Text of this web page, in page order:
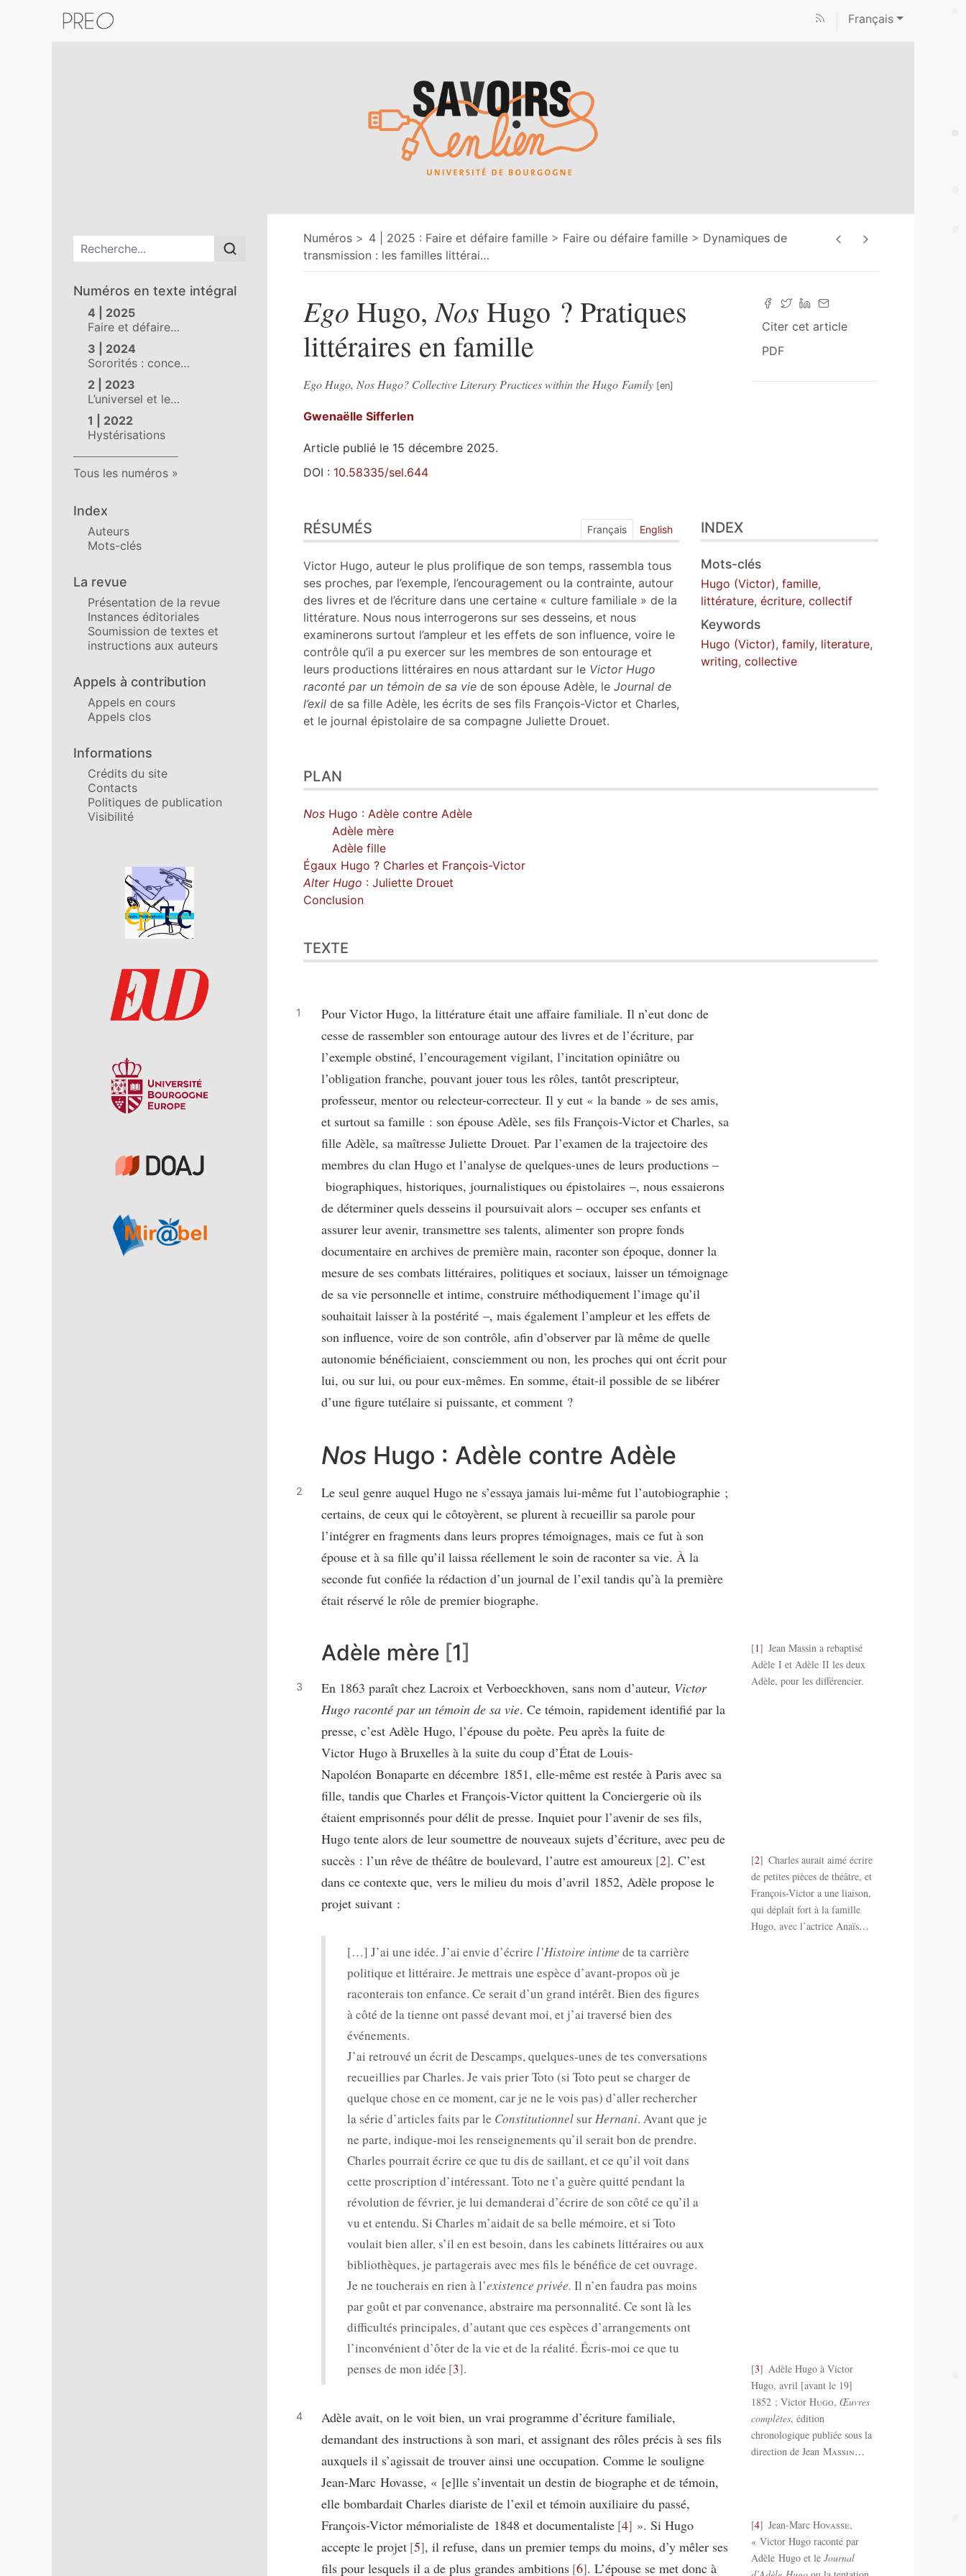
Français
Menu principal
Numéros en texte intégral
4 | 2025
Faire et défaire…
3 | 2024
Sororités : conce…
2 | 2023
L’universel et le…
1 | 2022
Hystérisations
Tous les numéros
Index
Auteurs
Mots-clés
La revue
Présentation de la revue
Instances éditoriales
Soumission de textes et
instructions aux auteurs
Appels à contribution
Appels en cours
Appels clos
Informations
Crédits du site
Contacts
Politiques de publication
Visibilité
Affiliations/partenaires
Numéros 4 | 2025 : Faire et défaire famille Faire ou défaire famille
Dynamiques de
transmission : les familles littérai…
Citer cet article
PDF
Ego Hugo,Nos Hugo ? Pratiques
littéraires en famille
Ego Hugo, Nos Hugo? Collective Literary Practices within the Hugo Family
Gwenaëlle Sifferlen
Article publié le 15 décembre 2025.
DOI : 10.58335/sel.644
Index
Plan
Texte
Bibliographie
Notes
Citer cet article
Auteur
RÉSUMÉS Français English
Victor Hugo, auteur le plus prolifique de son temps, rassembla tous
ses proches, par l’exemple, l’encouragement ou la contrainte, autour
des livres et de l’écriture dans une certaine « culture familiale » de la
littérature. Nous nous interrogerons sur ses desseins, et nous
examinerons surtout l’ampleur et les effets de son influence, voire le
contrôle qu’il a pu exercer sur les membres de son entourage et
leurs productions littéraires en nous attardant sur le Victor Hugo
raconté par un témoin de sa vie de son épouse Adèle, le Journal de
l’exil de sa fille Adèle, les écrits de ses fils François-Victor et Charles,
et le journal épistolaire de sa compagne Juliette Drouet.
INDEX
Mots-clés
Hugo (Victor),famille,
littérature,écriture,collectif
Keywords
Hugo (Victor),family, literature,
writing,collective
PLAN
Nos Hugo : Adèle contre Adèle
Adèle mère
Adèle fille
Égaux Hugo ? Charles et François-Victor
Alter Hugo : Juliette Drouet
Conclusion
TEXTE
Pour Victor Hugo, la littérature était une affaire familiale. Il n’eut donc de
cesse de rassembler son entourage autour des livres et de l’écriture, par
l’exemple obstiné, l’encouragement vigilant, l’incitation opiniâtre ou
l’obligation franche, pouvant jouer tous les rôles, tantôt prescripteur,
professeur, mentor ou relecteur-correcteur. Il y eut « la bande » de ses amis,
et surtout sa famille : son épouse Adèle, ses fils François-Victor et Charles, sa
fille Adèle, sa maîtresse Juliette Drouet. Par l’examen de la trajectoire des
membres du clan Hugo et l’analyse de quelques-unes de leurs productions –
biographiques, historiques, journalistiques ou épistolaires –, nous essaierons
de déterminer quels desseins il poursuivait alors – occuper ses enfants et
assurer leur avenir, transmettre ses talents, alimenter son propre fonds
documentaire en archives de première main, raconter son époque, donner la
mesure de ses combats littéraires, politiques et sociaux, laisser un témoignage
de sa vie personnelle et intime, construire méthodiquement l’image qu’il
souhaitait laisser à la postérité –, mais également l’ampleur et les effets de
son influence, voire de son contrôle, afin d’observer par là même de quelle
autonomie bénéficiaient, consciemment ou non, les proches qui ont écrit pour
lui, ou sur lui, ou pour eux-mêmes. En somme, était-il possible de se libérer
d’une figure tutélaire si puissante, et comment ?
Nos Hugo : Adèle contre Adèle
Le seul genre auquel Hugo ne s’essaya jamais lui-même fut l’autobiographie ;
certains, de ceux qui le côtoyèrent, se plurent à recueillir sa parole pour
l’intégrer en fragments dans leurs propres témoignages, mais ce fut à son
épouse et à sa fille qu’il laissa réellement le soin de raconter sa vie. À la
seconde fut confiée la rédaction d’un journal de l’exil tandis qu’à la première
était réservé le rôle de premier biographe.
Adèle mère 1
En 1863 paraît chez Lacroix et Verboeckhoven, sans nom d’auteur, Victor
Hugo raconté par un témoin de sa vie. Ce témoin, rapidement identifié par la
presse, c’est Adèle Hugo, l’épouse du poète. Peu après la fuite de
Victor Hugo à Bruxelles à la suite du coup d’État de Louis-
Napoléon Bonaparte en décembre 1851, elle-même est restée à Paris avec sa
fille, tandis que Charles et François-Victor quittent la Conciergerie où ils
étaient emprisonnés pour délit de presse. Inquiet pour l’avenir de ses fils,
Hugo tente alors de leur soumettre de nouveaux sujets d’écriture, avec peu de
succès : l’un rêve de théâtre de boulevard, l’autre est amoureux 2 . C’est
dans ce contexte que, vers le milieu du mois d’avril 1852, Adèle propose le
projet suivant :
[…] J’ai une idée. J’ai envie d’écrire l’Histoire intime de ta carrière
politique et littéraire. Je mettrais une espèce d’avant-propos où je
raconterais ton enfance. Ce serait d’un grand intérêt. Bien des figures
à côté de la tienne ont passé devant moi, et j’ai traversé bien des
événements.
J’ai retrouvé un écrit de Descamps, quelques-unes de tes conversations
recueillies par Charles. Je vais prier Toto (si Toto peut se charger de
quelque chose en ce moment, car je ne le vois pas) d’aller rechercher
la série d’articles faits par le Constitutionnel surHernani. Avant que je
ne parte, indique-moi les renseignements qu’il serait bon de prendre.
Charles pourrait écrire ce que tu dis de saillant, et ce qu’il voit dans
cette proscription d’intéressant. Toto ne t’a guère quitté pendant la
révolution de février, je lui demanderai d’écrire de son côté ce qu’il a
vu et entendu. Si Charles m’aidait de sa belle mémoire, et si Toto
voulait bien aller, s’il en est besoin, dans les cabinets littéraires ou aux
bibliothèques, je partagerais avec mes fils le bénéfice de cet ouvrage.
Je ne toucherais en rien à l’existence privée. Il n’en faudra pas moins
par goût et par convenance, abstraire ma personnalité. Ce sont là les
difficultés principales, d’autant que ces espèces d’arrangements ont
l’inconvénient d’ôter de la vie et de la réalité. Écris-moi ce que tu
penses de mon idée 3 .
Adèle avait, on le voit bien, un vrai programme d’écriture familiale,
demandant des instructions à son mari, et assignant des rôles précis à ses fils
auxquels il s’agissait de trouver ainsi une occupation. Comme le souligne
Jean-Marc Hovasse, « [e]lle s’inventait un destin de biographe et de témoin,
elle bombardait Charles diariste de l’exil et témoin auxiliaire du passé,
François-Victor mémorialiste de 1848 et documentaliste 4 ». Si Hugo
accepte le projet 5 , il refuse, dans un premier temps du moins, d’y mêler ses
fils pour lesquels il a de plus grandes ambitions 6 . L’épouse se met donc à
1
Jean Massin a rebaptisé
Adèle I et Adèle II les deux
Adèle, pour les différencier.
2
Charles aurait aimé écrire
de petites pièces de théâtre, et
François-Victor a une liaison,
qui déplaît fort à la famille
Hugo, avec l’actrice Anaïs…
3
Adèle Hugo à Victor
Hugo, avril [avant le 19]
1852 ; VictorHugo, Œuvres
complètes, édition
chronologique publiée sous la
direction de Jean Massin…
4 Jean-Marc Hovasse,
« Victor Hugo raconté par
Adèle Hugo et le Journal